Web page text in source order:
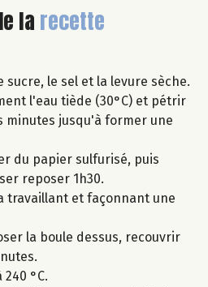
larecette
sucre, le sel et la levure sèche.
l'eau tiède (30°C) et pétrir
minutes jusqu'à former une
du papier sulfurisé, puis
reposer 1h30.
travaillant et façonnant une
la boule dessus, recouvrir
°C.